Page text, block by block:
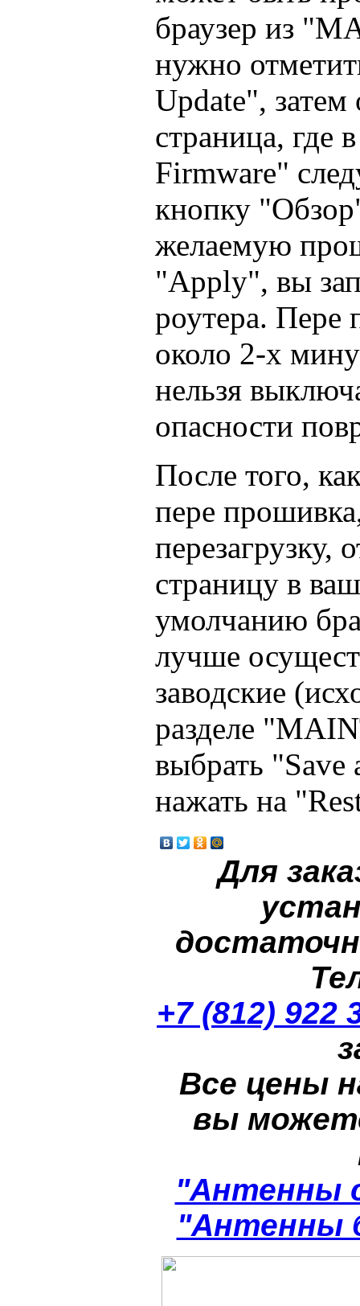
браузер из
нужно
Update", затем
страница, где
Firmware"
кнопку
желаемую
"Apply", вы
роутера. Пере
около 2-х
нельзя
опасности
После того,
пере
перезагрузку,
страницу в
умолчанию
лучше
заводские
разделе
выбрать "Save
нажать на
Для
+7 (812) 922
Все цены
вы
"Антенны
"Антенны